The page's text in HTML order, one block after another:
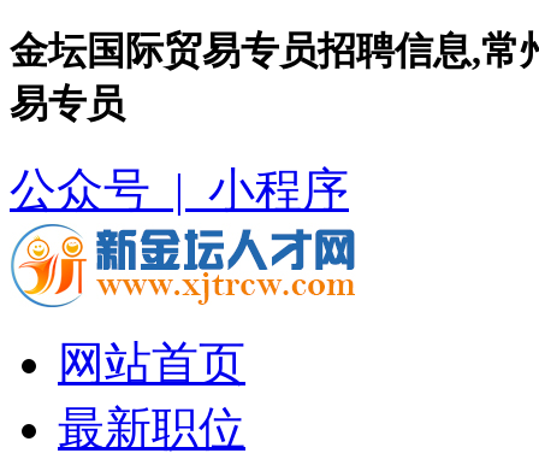
金坛国际贸易专员招聘信息,
易专员
公众号 | 小程序
网站首页
最新职位